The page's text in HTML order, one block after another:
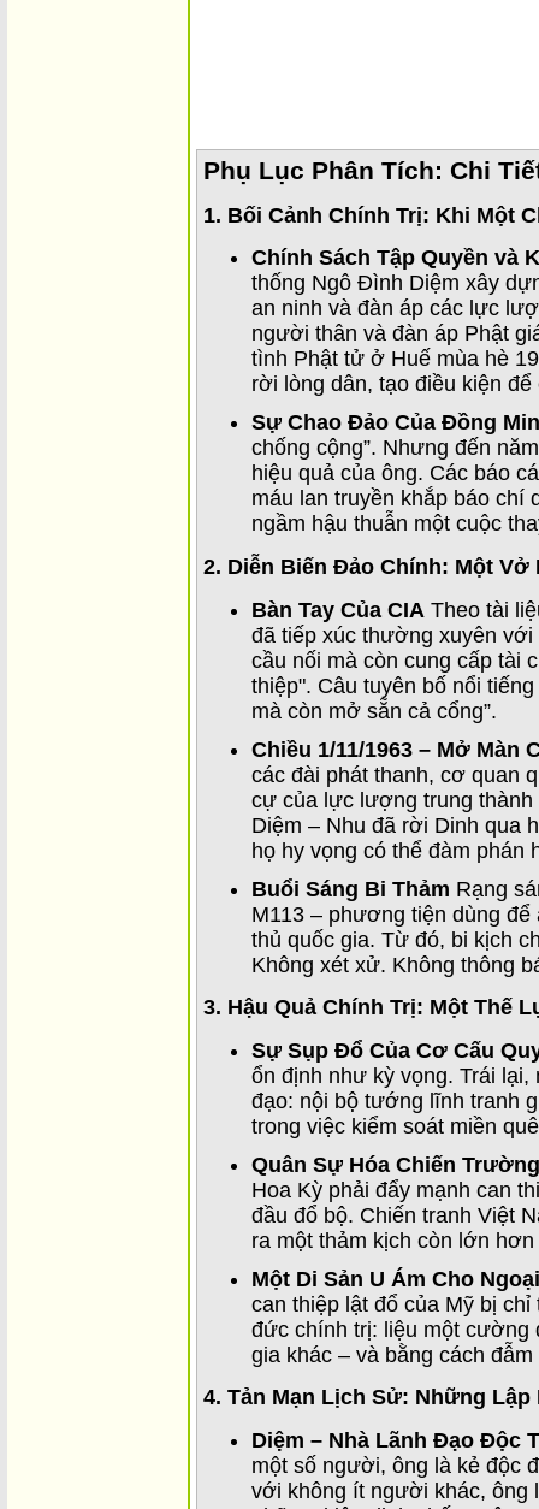
Phụ Lục Phân Tích: Chi
1. Bối Cảnh Chính Trị: Khi Một
Chính Sách Tập Quyền và
thống Ngô Đình Diệm xây
an ninh và đàn áp các lực
người thân và đàn áp Phật
tình Phật tử ở Huế mùa hè
rời lòng dân, tạo điều kiện
Sự Chao Đảo Của Đồng
chống cộng”. Nhưng đến
hiệu quả của ông. Các báo
máu lan truyền khắp báo chí
ngầm hậu thuẫn một cuộc
2. Diễn Biến Đảo Chính: Một
Bàn Tay Của CIA Theo tài
đã tiếp xúc thường xuyên
cầu nối mà còn cung cấp tài
thiệp". Câu tuyên bố nổi
mà còn mở sẵn cả cổng”.
Chiều 1/11/1963 – Mở Màn
các đài phát thanh, cơ quan
cự của lực lượng trung thành
Diệm – Nhu đã rời Dinh qua
họ hy vọng có thể đàm phán
Buổi Sáng Bi Thảm Rạng
M113 – phương tiện dùng
thủ quốc gia. Từ đó, bi kịch
Không xét xử. Không thông
3. Hậu Quả Chính Trị: Một Thế
Sự Sụp Đổ Của Cơ Cấu
ổn định như kỳ vọng. Trái
đạo: nội bộ tướng lĩnh tranh
trong việc kiểm soát miền
Quân Sự Hóa Chiến Trường
Hoa Kỳ phải đẩy mạnh can
đầu đổ bộ. Chiến tranh Việt
ra một thảm kịch còn lớn
Một Di Sản U Ám Cho
can thiệp lật đổ của Mỹ bị
đức chính trị: liệu một cường
gia khác – và bằng cách
4. Tản Mạn Lịch Sử: Những Lập
Diệm – Nhà Lãnh Đạo Độc
một số người, ông là kẻ độc
với không ít người khác, ông